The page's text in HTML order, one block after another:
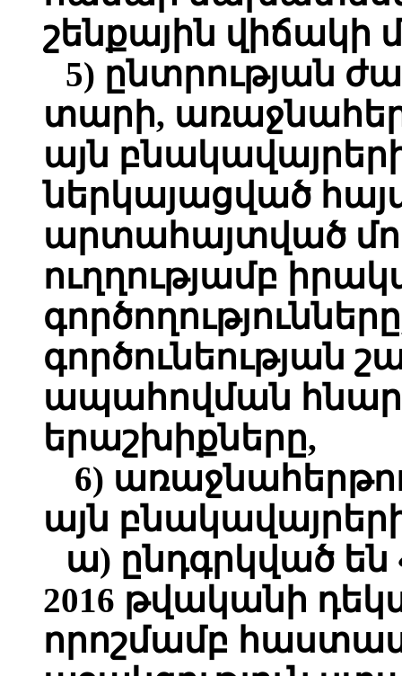
շենքային վիճակի
5) ընտրության
տարի,
այն
ներկայացված
արտահայտված
ուղղությամբ
գործունեության
ապահովման
երաշխիքները,
6)
այն
ա) ընդգրկված
2016 թվականի
որոշմամբ